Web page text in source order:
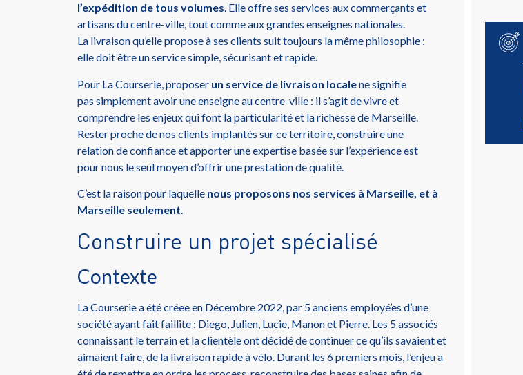
l’expédition de tous volumes. Elle offre ses services aux commerçants et
artisans du centre-ville, tout comme aux grandes enseignes nationales.
La livraison qu’elle propose à ses clients suit toujours la même philosophie :
elle doit être un service simple, sécurisant et rapide.
Pour La Courserie, proposer un service de livraison localene signifie
pas simplement avoir une enseigne au centre-ville : il s’agit de vivre et
comprendre les enjeux qui font la particularité et la richesse de Marseille.
Rester proche de nos clients implantés sur ce territoire, construire une
relation de confiance et apporter une expertise basée sur l’expérience est
pour nous le seul moyen d’offrir une prestation de qualité.
C’est la raison pour laquelle nous proposons nos services à Marseille, et à
Marseille seulement.
Construire un projet spécialisé
Contexte
La Courserie a été créee en Décembre 2022, par 5 anciens employé’es d’une
société ayant fait faillite : Diego, Julien, Lucie, Manon et Pierre. Les 5 associés
connaissant le terrain et la clientèle ont décidé de continuer ce qu’ils savaient et
aimaient faire, de la livraison rapide à vélo. Durant les 6 premiers mois, l’enjeu a